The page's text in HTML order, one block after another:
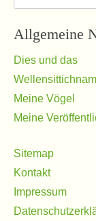
nach:
Allgemeine
Dies und das
Meine Vögel
Meine
Sitemap
Kontakt
Impressum